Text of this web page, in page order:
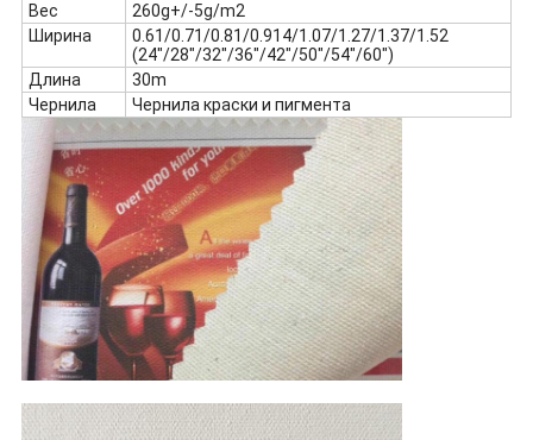
Вес
260g+/-5g/m2
Ширина
0.61/0.71/0.81/0.914/1.07/1.27/1.37/1.52
(24"/28"/32"/36"/42"/50"/54"/60")
Длина
30m
Чернила
Чернила краски и пигмента